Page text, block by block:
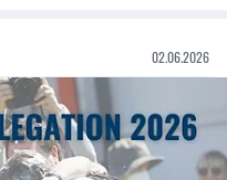
02.06.2026